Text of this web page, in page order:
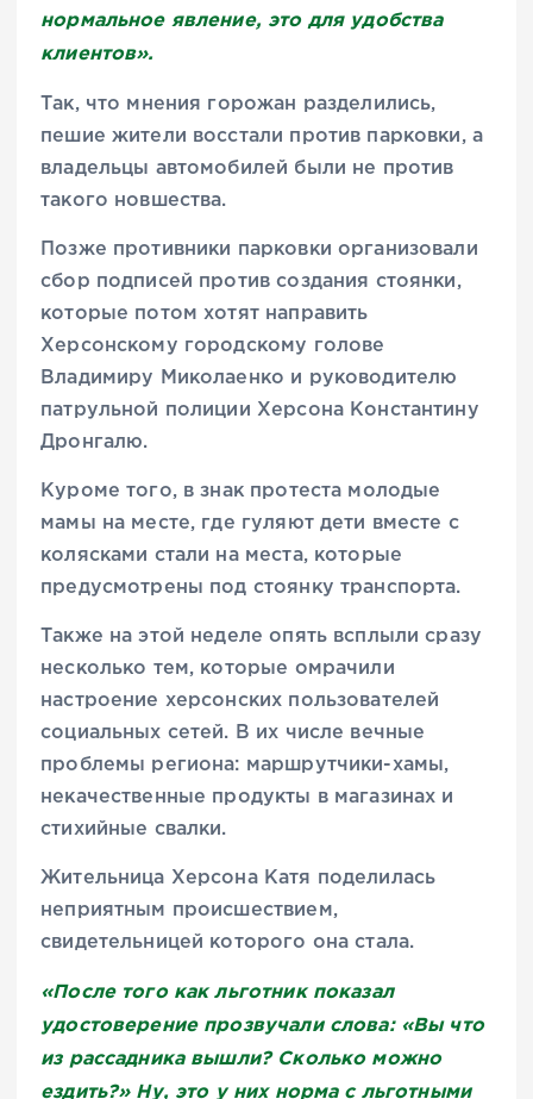
нормальное явление, это для удобства
клиентов».
Так, что мнения горожан разделились,
пешие жители восстали против парковки, а
владельцы автомобилей были не против
такого новшества.
Позже противники парковки организовали
сбор подписей против создания стоянки,
которые потом хотят направить
Херсонскому городскому голове
Владимиру Миколаенко и руководителю
патрульной полиции Херсона Константину
Дронгалю.
Куроме того, в знак протеста молодые
мамы на месте, где гуляют дети вместе с
колясками стали на места, которые
предусмотрены под стоянку транспорта.
Также на этой неделе опять всплыли сразу
несколько тем, которые омрачили
настроение херсонских пользователей
социальных сетей. В их числе вечные
проблемы региона: маршрутчики-хамы,
некачественные продукты в магазинах и
стихийные свалки.
Жительница Херсона Катя поделилась
неприятным происшествием,
свидетельницей которого она стала.
«После того как льготник показал
удостоверение прозвучали слова: «Вы что
из рассадника вышли? Сколько можно
ездить?» Ну, это у них норма с льготными